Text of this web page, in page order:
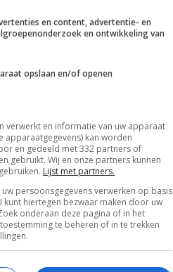
en content, advertentie- en
en ontwikkeling van
opslaan en/of openen
verwerkt en informatie van uw apparaat
apparaatgegevens) kan worden
en gedeeld met 332 partners of
gebruikt. Wij en onze partners kunnen
Lijst met partners.
persoonsgegevens verwerken op basis
kunt hiertegen bezwaar maken door uw
onderaan deze pagina of in het
te beheren of in te trekken